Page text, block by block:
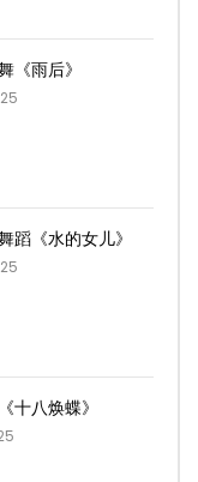
《雨后》
蹈《水的女儿》
十八焕蝶》